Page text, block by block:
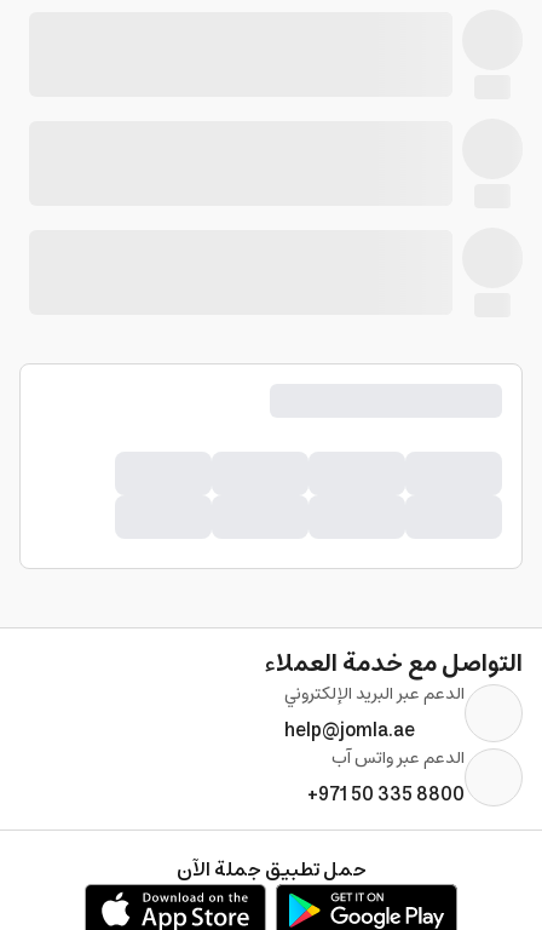
التواصل مع خدمة العملاء
الدعم عبر البريد الإلكتروني
help@jomla.ae
الدعم عبر واتس آب
+971 50 335 8800
حمل تطبيق جملة الآن